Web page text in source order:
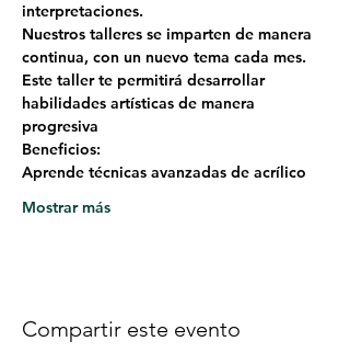
interpretaciones.
Nuestros talleres se imparten de manera
continua, con un nuevo tema cada mes.
Este taller te permitirá desarrollar
habilidades artísticas de manera
progresiva
Beneficios:
Aprende técnicas avanzadas de acrílico
Mostrar más
Compartir este evento